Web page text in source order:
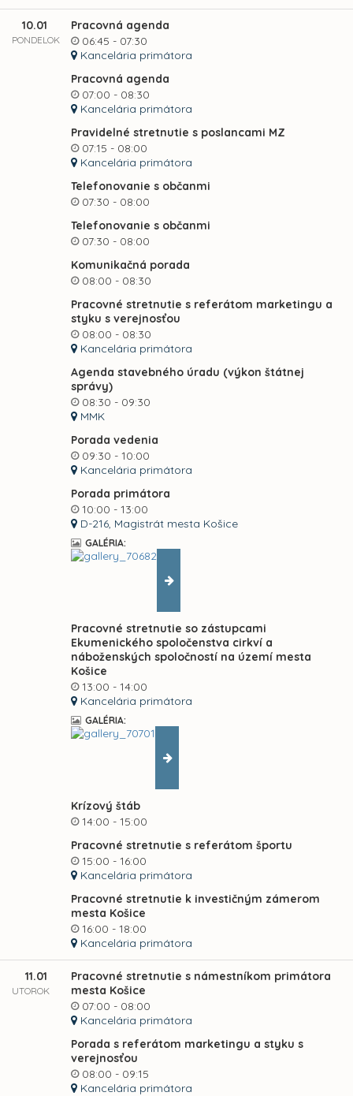
10.01
PONDELOK
Pracovná agenda
06:45 - 07:30
Kancelária primátora
Pracovná agenda
07:00 - 08:30
Kancelária primátora
Pravidelné stretnutie s poslancami MZ
07:15 - 08:00
Kancelária primátora
Telefonovanie s občanmi
07:30 - 08:00
Telefonovanie s občanmi
07:30 - 08:00
Komunikačná porada
08:00 - 08:30
Pracovné stretnutie s referátom marketingu a
styku s verejnosťou
08:00 - 08:30
Kancelária primátora
Agenda stavebného úradu (výkon štátnej
správy)
08:30 - 09:30
MMK
Porada vedenia
09:30 - 10:00
Kancelária primátora
Porada primátora
10:00 - 13:00
D-216, Magistrát mesta Košice
GALÉRIA:
Pracovné stretnutie so zástupcami
Ekumenického spoločenstva cirkví a
náboženských spoločností na území mesta
Košice
13:00 - 14:00
Kancelária primátora
GALÉRIA:
Krízový štáb
14:00 - 15:00
Pracovné stretnutie s referátom športu
15:00 - 16:00
Kancelária primátora
Pracovné stretnutie k investičným zámerom
mesta Košice
16:00 - 18:00
Kancelária primátora
11.01
UTOROK
Pracovné stretnutie s námestníkom primátora
mesta Košice
07:00 - 08:00
Kancelária primátora
Porada s referátom marketingu a styku s
verejnosťou
08:00 - 09:15
Kancelária primátora